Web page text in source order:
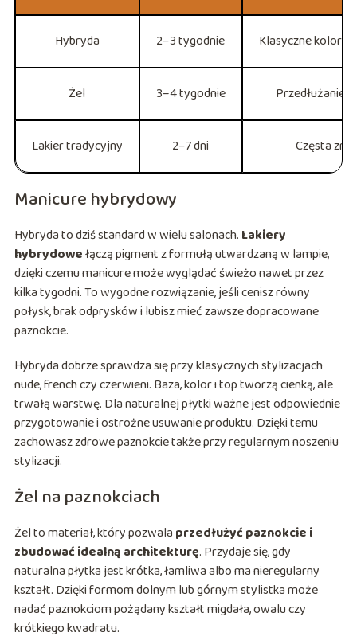
Hybryda 2–3 tygodnie Klasyczne kolory
Żel 3–4 tygodnie Przedłużanie
Lakier tradycyjny 2–7 dni Częsta
Manicure hybrydowy
Hybryda to dziś standard w wielu salonach. Lakiery
hybrydowełączą pigment z formułą utwardzaną w lampie,
dzięki czemu manicure może wyglądać świeżo nawet przez
kilka tygodni. To wygodne rozwiązanie, jeśli cenisz równy
połysk, brak odprysków i lubisz mieć zawsze dopracowane
paznokcie.
Hybryda dobrze sprawdza się przy klasycznych stylizacjach
nude, french czy czerwieni. Baza, kolor i top tworzą cienką, ale
trwałą warstwę. Dla naturalnej płytki ważne jest odpowiednie
przygotowanie i ostrożne usuwanie produktu. Dzięki temu
zachowasz zdrowe paznokcie także przy regularnym noszeniu
stylizacji.
Żel na paznokciach
Żel to materiał, który pozwala przedłużyć paznokcie i
zbudować idealną architekturę. Przydaje się, gdy
naturalna płytka jest krótka, łamliwa albo ma nieregularny
kształt. Dzięki formom dolnym lub górnym stylistka może
nadać paznokciom pożądany kształt migdała, owalu czy
krótkiego kwadratu.